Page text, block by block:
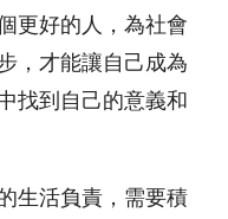
更好的人，為社會
，才能讓自己成為
找到自己的意義和
生活負責，需要積